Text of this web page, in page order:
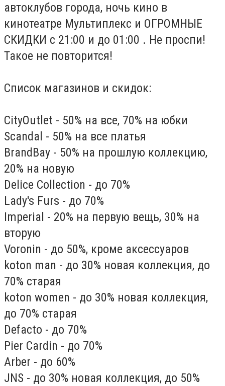
автоклубов города, ночь кино в
кинотеатре Мультиплекс и ОГРОМНЫЕ
СКИДКИ с 21:00 и до 01:00 . Не проспи!
Такое не повторится!
Список магазинов и скидок:
CityOutlet - 50% на все, 70% на юбки
Scandal - 50% на все платья
BrandBay - 50% на прошлую коллекцию,
20% на новую
Delice Collection - до 70%
Lady's Furs - до 70%
Imperial - 20% на первую вещь, 30% на
вторую
Voronin - до 50%, кроме аксессуаров
koton man - до 30% новая коллекция, до
70% старая
koton women - до 30% новая коллекция,
до 70% старая
Defacto - до 70%
Pier Cardin - до 70%
Arber - до 60%
JNS - до 30% новая коллекция, до 50%